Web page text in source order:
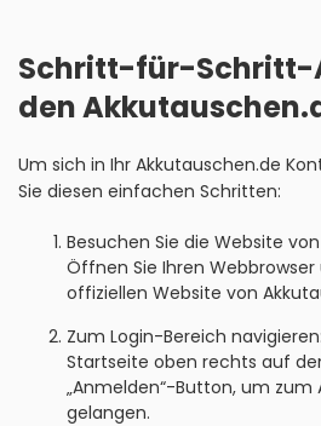
Schritt-für-Schritt-
den
Um sich in Ihr Akkutauschen.de
Sie diesen einfachen Schritten:
Besuchen Sie die Website
Öffnen Sie Ihren
offiziellen Website von
Zum Login-Bereich
Startseite oben rechts auf
„Anmelden“-Button, um zum
gelangen.